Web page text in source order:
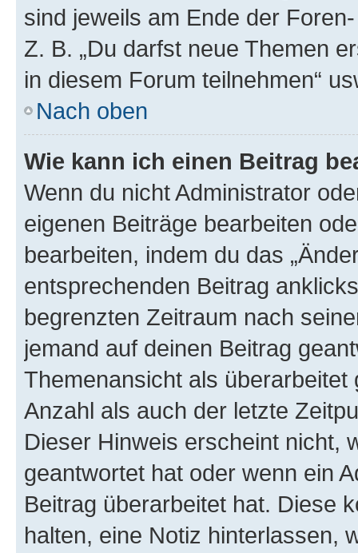
sind jeweils am Ende der
Z. B. „Du darfst neue Themen
in diesem Forum teilnehmen“
Nach oben
Wie kann ich einen Beitrag
Wenn du nicht Administrator
eigenen Beiträge bearbeiten
bearbeiten, indem du das
entsprechenden Beitrag
begrenzten Zeitraum nach
jemand auf deinen Beitrag
Themenansicht als
Anzahl als auch der letzte
Dieser Hinweis erscheint nicht,
geantwortet hat oder wenn ein
Beitrag überarbeitet hat. Diese
halten, eine Notiz hinterlassen,